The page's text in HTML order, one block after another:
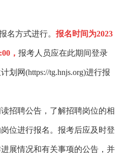
名方式进行。 报名时间为2023
， 报考人员应在此期间登录
划网(https://tg.hnjs.org)进行报
招聘公告，了解招聘岗位的相
位进行报名。报考后应及时登
展情况和有关事项的公告，并